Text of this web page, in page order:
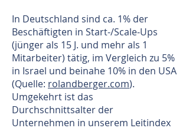
In Deutschland sind ca. 1% der
Beschäftigten in Start-/Scale-Ups
(jünger als 15 J. und mehr als 1
Mitarbeiter) tätig, im Vergleich zu 5%
in Israel und beinahe 10% in den USA
(Quelle: rolandberger.com).
Umgekehrt ist das
Durchschnittsalter der
Unternehmen in unserem Leitindex